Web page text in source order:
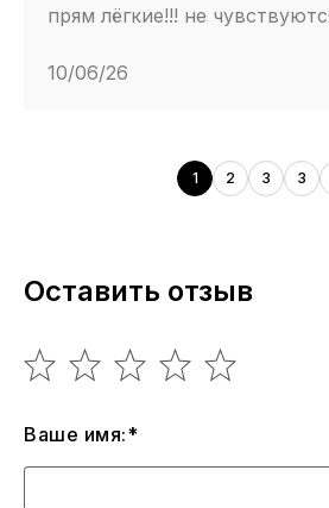
прям лёгкие!!! не
10/06/26
1 2 3 3
Оставить отзыв
Ваше имя:*